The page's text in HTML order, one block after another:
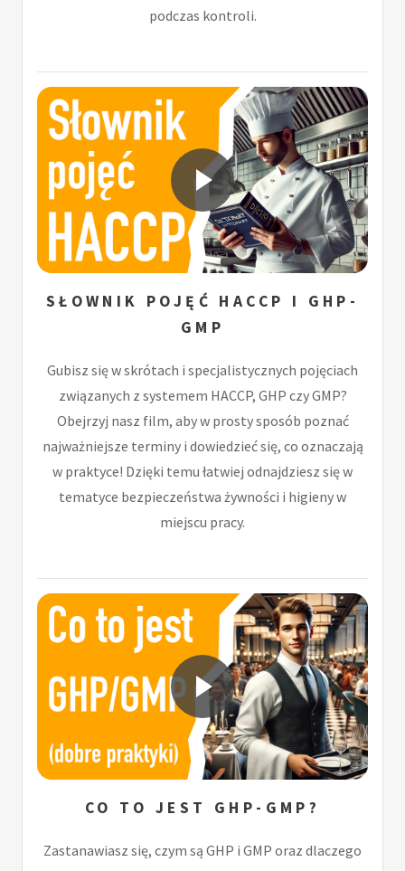
podczas kontroli.
SŁOWNIK POJĘĆ HACCP I GHP-
GMP
Gubisz się w skrótach i specjalistycznych pojęciach
związanych z systemem HACCP, GHP czy GMP?
Obejrzyj nasz film, aby w prosty sposób poznać
najważniejsze terminy i dowiedzieć się, co oznaczają
w praktyce! Dzięki temu łatwiej odnajdziesz się w
tematyce bezpieczeństwa żywności i higieny w
miejscu pracy.
CO TO JEST GHP-GMP?
Zastanawiasz się, czym są GHP i GMP oraz dlaczego